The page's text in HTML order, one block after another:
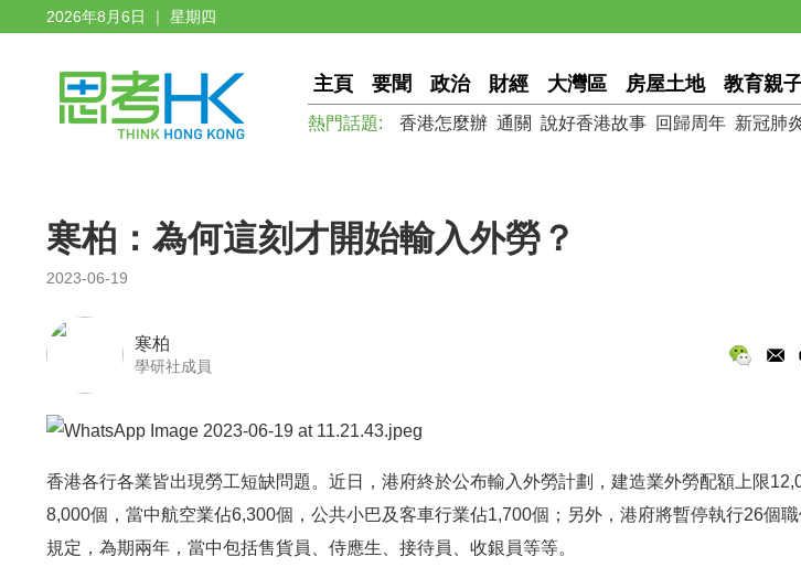
2026年8月6日 ｜ 星期四
主頁 要聞 政治 財經 大灣區 房屋土地 教育親
熱門話題: 香港怎麼辦 通關 說好香港故事 回歸周年 新冠肺
寒柏：為何這刻才開始輸入外勞？
2023-06-19
寒柏
學研社成員
香港各行各業皆出現勞工短缺問題。近日，港府終於公布輸入外勞計劃，建造業外勞配額上限
8,000個，當中航空業佔6,300個，公共小巴及客車行業佔1,700個；另外，港府將暫停執行26個
規定，為期兩年，當中包括售貨員、侍應生、接待員、收銀員等等。